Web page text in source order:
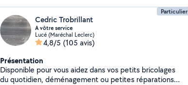
Particulier
Cedric Trobrillant
A vôtre service
Lucé (Maréchal Leclerc)
4,8/5 (105 avis)
Présentation
Disponible pour vous aidez dans vos petits bricolages
du quotidien, déménagement ou petites réparations